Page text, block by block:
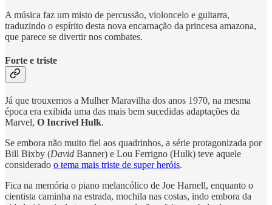
A música faz um misto de percussão, violoncelo e guitarra,
traduzindo o espírito desta nova encarnação da princesa amazona,
que parece se divertir nos combates.
Forte e triste
Já que trouxemos a Mulher Maravilha dos anos 1970, na mesma
época era exibida uma das mais bem sucedidas adaptações da
Marvel, O Incrível Hulk.
Se embora não muito fiel aos quadrinhos, a série protagonizada por
Bill Bixby (David Banner) e Lou Ferrigno (Hulk) teve aquele
considerado o tema mais triste de super heróis.
Fica na memória o piano melancólico de Joe Harnell, enquanto o
cientista caminha na estrada, mochila nas costas, indo embora da